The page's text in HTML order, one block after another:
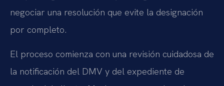
negociar una resolución que evite la designación
por completo.
El proceso comienza con una revisión cuidadosa de
la notificación del DMV y del expediente de